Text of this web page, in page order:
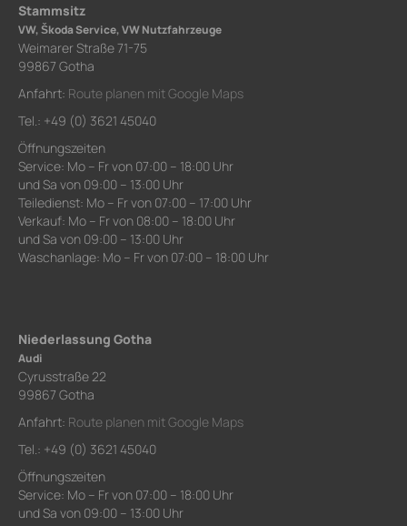
Stammsitz
VW, Škoda Service, VW Nutzfahrzeuge
Weimarer Straße 71-75
99867 Gotha
Anfahrt: Route planen mit Google Maps
Tel.: +49 (0) 3621 45040
Öffnungszeiten
Service: Mo – Fr von 07:00 – 18:00 Uhr
und Sa von 09:00 – 13:00 Uhr
Teiledienst: Mo – Fr von 07:00 – 17:00 Uhr
Verkauf: Mo – Fr von 08:00 – 18:00 Uhr
und Sa von 09:00 – 13:00 Uhr
Waschanlage: Mo – Fr von 07:00 – 18:00 Uhr
Niederlassung Gotha
Audi
Cyrusstraße 22
99867 Gotha
Anfahrt: Route planen mit Google Maps
Tel.: +49 (0) 3621 45040
Öffnungszeiten
Service: Mo – Fr von 07:00 – 18:00 Uhr
und Sa von 09:00 – 13:00 Uhr